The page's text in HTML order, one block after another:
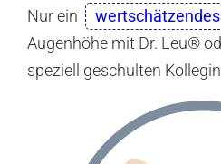
Nur ein
Augenhöhe mit Dr. Leu®
speziell geschulten